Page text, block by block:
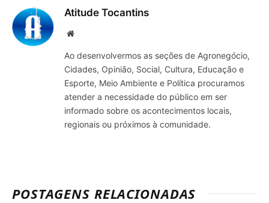
Atitude Tocantins
Site
Ao desenvolvermos as seções de Agronegócio,
Cidades, Opinião, Social, Cultura, Educação e
Esporte, Meio Ambiente e Política procuramos
atender a necessidade do público em ser
informado sobre os acontecimentos locais,
regionais ou próximos à comunidade.
POSTAGENS RELACIONADAS